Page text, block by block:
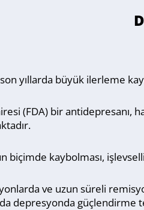
yıllarda büyük ilerleme
(FDA) bir
biçimde kaybolması,
ve uzun süreli
depresyonda